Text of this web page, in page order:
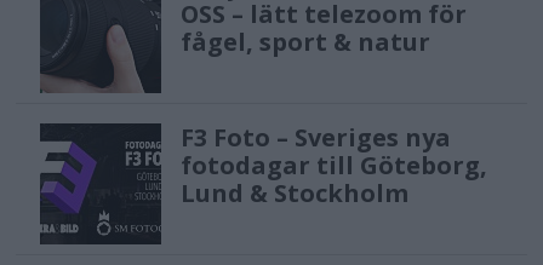
OSS – lätt telezoom för
fågel, sport & natur
F3 Foto – Sveriges nya
fotodagar till Göteborg,
Lund & Stockholm